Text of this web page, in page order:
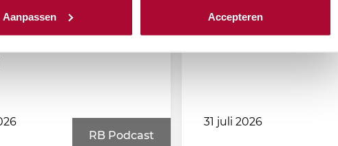
Aanpassen Accepteren
(afl. 172): Notaris
RB Podcast
Fiscale duiding
31 juli 2026